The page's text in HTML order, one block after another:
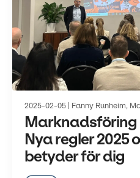
2025-02-05 | Fanny Runheim,
Marknadsföring
Nya regler 2025
betyder för dig